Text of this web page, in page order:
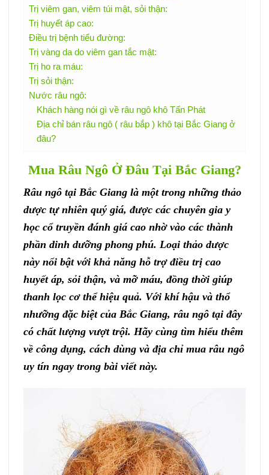
Trị viêm gan, viêm túi mật, sỏi thận:
Trị huyết áp cao:
Điều trị bệnh tiểu đường:
Trị vàng da do viêm gan tắc mật:
Trị ho ra máu:
Trị sỏi thận:
Nước râu ngô:
Khách hàng nói gì về râu ngô khô Tấn Phát
Địa chỉ bán râu ngô ( râu bắp ) khô tại Bắc Giang ở
đâu?
Mua Râu Ngô Ở Đâu Tại Bắc Giang?
Râu ngô tại Bắc Giang là một trong những thảo
dược tự nhiên quý giá, được các chuyên gia y
học cổ truyền đánh giá cao nhờ vào các thành
phần dinh dưỡng phong phú. Loại thảo dược
này nổi bật với khả năng hỗ trợ điều trị cao
huyết áp, sỏi thận, và mỡ máu, đồng thời giúp
thanh lọc cơ thể hiệu quả. Với khí hậu và thổ
nhưỡng đặc biệt của Bắc Giang, râu ngô tại đây
có chất lượng vượt trội. Hãy cùng tìm hiểu thêm
về công dụng, cách dùng và địa chỉ mua râu ngô
uy tín ngay trong bài viết này.